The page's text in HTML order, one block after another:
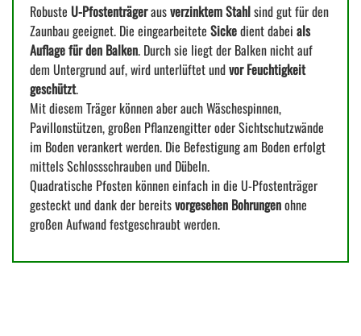
Robuste U-Pfostenträgerausverzinktem Stahlsind gut für den
Zaunbau geeignet. Die eingearbeitete Sickedient dabei als
Auflage für den Balken. Durch sie liegt der Balken nicht auf
dem Untergrund auf, wird unterlüftet undvor Feuchtigkeit
geschützt.
Mit diesem Träger können aber auch Wäschespinnen,
Pavillonstützen, großen Pflanzengitter oder Sichtschutzwände
im Boden verankert werden. Die Befestigung am Boden erfolgt
mittels Schlossschrauben und Dübeln.
Quadratische Pfosten können einfach in die U-Pfostenträger
gesteckt und dank der bereitsvorgesehen Bohrungenohne
großen Aufwand festgeschraubt werden.